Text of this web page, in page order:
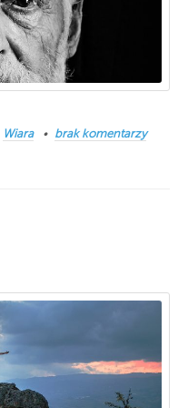
Wiara brak komentarzy